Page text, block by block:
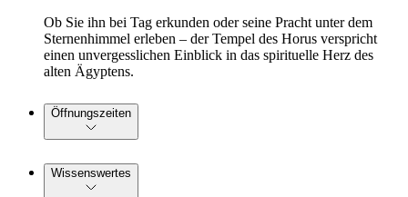
Ob Sie ihn bei Tag erkunden oder seine Pracht unter dem
Sternenhimmel erleben – der Tempel des Horus verspricht
einen unvergesslichen Einblick in das spirituelle Herz des
alten Ägyptens.
Öffnungszeiten
Wissenswertes